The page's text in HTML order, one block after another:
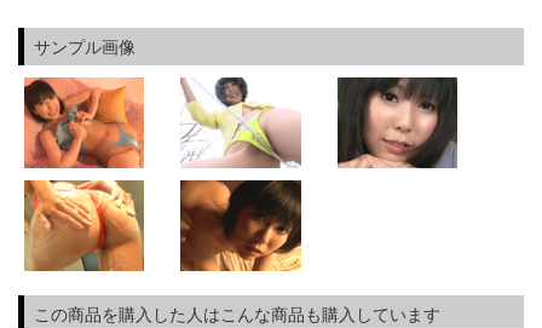
サンプル画像
この商品を購入した人はこんな商品も購入しています